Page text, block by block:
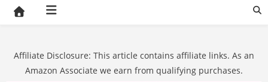
Affiliate Disclosure: This article contains affiliate links. As an
Amazon Associate we earn from qualifying purchases.